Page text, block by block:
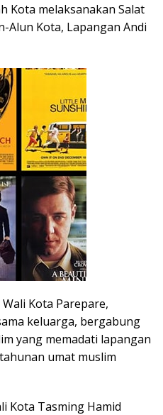
Kota melaksanakan Salat
Alun Kota, Lapangan Andi
Kota Parepare,
keluarga, bergabung
yang memadati lapangan
umat muslim
Kota Tasming Hamid